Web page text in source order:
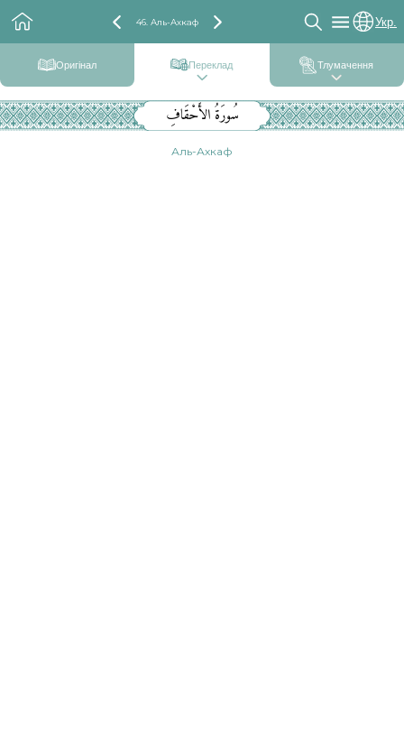
46. Аль-Ахкаф Укр.
Оригінал Переклад Тлумачення
سُورَةُ الأَحْقَافِ
Аль-Ахкаф